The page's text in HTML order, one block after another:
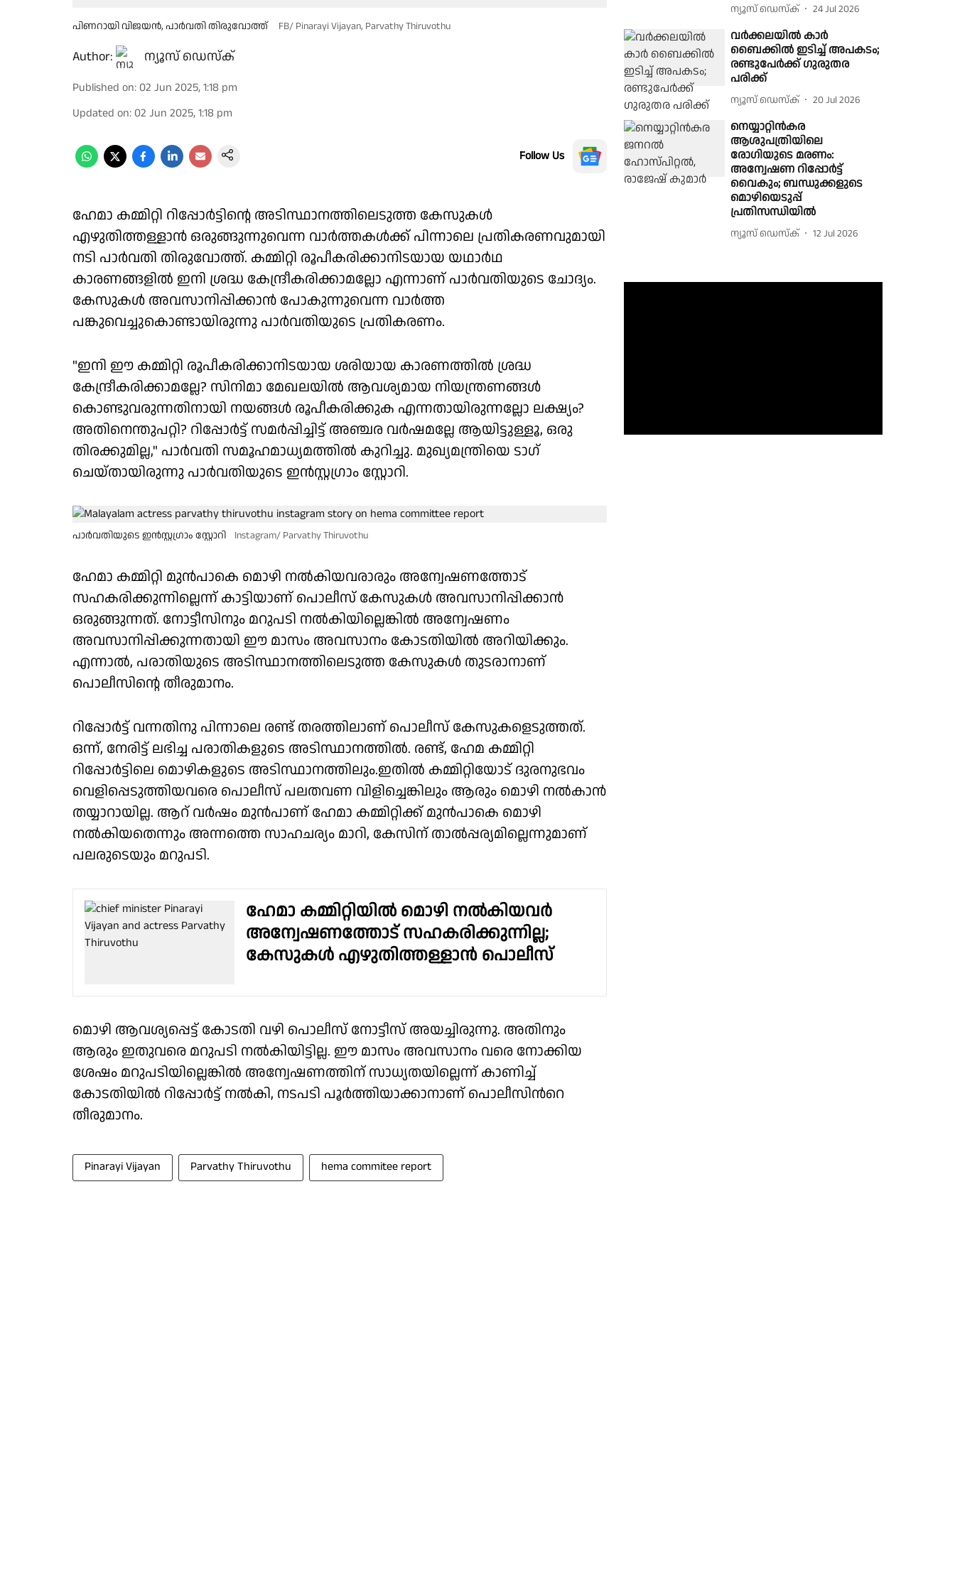
പിണറായി വിജയന്‍, പാർവതി തിരുവോത്ത് FB/ Pinarayi Vijayan, Parvathy Thiruvothu
Author: ന്യൂസ് ഡെസ്ക്
Published on: 02 Jun 2025, 1:18 pm
Updated on: 02 Jun 2025, 1:18 pm
Follow Us
ഹേമാ കമ്മിറ്റി റിപ്പോർട്ടിന്റെ അടിസ്ഥാനത്തിലെടുത്ത കേസുകള്‍
എഴുതിത്തള്ളാന്‍ ഒരുങ്ങുന്നുവെന്ന വാർത്തകള്‍ക്ക് പിന്നാലെ പ്രതികരണവുമായി
നടി പാർവതി തിരുവോത്ത്. കമ്മിറ്റി രൂപീകരിക്കാനിടയായ യഥാർഥ
കാരണങ്ങളില്‍ ഇനി ശ്രദ്ധ കേന്ദ്രീകരിക്കാമല്ലോ എന്നാണ് പാർവതിയുടെ ചോദ്യം.
കേസുകള്‍ അവസാനിപ്പിക്കാന്‍ പോകുന്നുവെന്ന വാർത്ത
പങ്കുവെച്ചുകൊണ്ടായിരുന്നു പാർവതിയുടെ പ്രതികരണം.
"ഇനി ഈ കമ്മിറ്റി രൂപീകരിക്കാനിടയായ ശരിയായ കാരണത്തില്‍ ശ്രദ്ധ
കേന്ദ്രീകരിക്കാമല്ലേ? സിനിമാ മേഖലയില്‍ ആവശ്യമായ നിയന്ത്രണങ്ങള്‍
കൊണ്ടുവരുന്നതിനായി നയങ്ങള്‍ രൂപീകരിക്കുക എന്നതായിരുന്നല്ലോ ലക്ഷ്യം?
അതിനെന്തുപറ്റി? റിപ്പോർട്ട് സമർപ്പിച്ചിട്ട് അഞ്ചര വർഷമല്ലേ ആയിട്ടുള്ളൂ, ഒരു
തിരക്കുമില്ല," പാർവതി സമൂഹമാധ്യമത്തില്‍ കുറിച്ചു. മുഖ്യമന്ത്രിയെ ടാഗ്
ചെയ്തായിരുന്നു പാർവതിയുടെ ഇന്‍സ്റ്റഗ്രാം സ്റ്റോറി.
പാർവതിയുടെ ഇന്‍സ്റ്റഗ്രാം സ്റ്റോറി Instagram/ Parvathy Thiruvothu
ഹേമാ കമ്മിറ്റി മുന്‍പാകെ മൊഴി നല്‍കിയവരാരും അന്വേഷണത്തോട്
സഹകരിക്കുന്നില്ലെന്ന് കാട്ടിയാണ് പൊലീസ് കേസുകള്‍ അവസാനിപ്പിക്കാന്‍
ഒരുങ്ങുന്നത്. നോട്ടീസിനും മറുപടി നല്‍കിയില്ലെങ്കില്‍ അന്വേഷണം
അവസാനിപ്പിക്കുന്നതായി ഈ മാസം അവസാനം കോടതിയില്‍ അറിയിക്കും.
എന്നാല്‍, പരാതിയുടെ അടിസ്ഥാനത്തിലെടുത്ത കേസുകള്‍ തുടരാനാണ്
പൊലീസിന്റെ തീരുമാനം.
റിപ്പോർട്ട് വന്നതിനു പിന്നാലെ രണ്ട് തരത്തിലാണ് പൊലീസ് കേസുകളെടുത്തത്.
ഒന്ന്, നേരിട്ട് ലഭിച്ച പരാതികളുടെ അടിസ്ഥാനത്തില്‍. രണ്ട്, ഹേമ കമ്മിറ്റി
റിപ്പോര്‍ട്ടിലെ മൊഴികളുടെ അടിസ്ഥാനത്തിലും.ഇതില്‍ കമ്മിറ്റിയോട് ദുരനുഭവം
വെളിപ്പെടുത്തിയവരെ പൊലീസ് പലതവണ വിളിച്ചെങ്കിലും ആരും മൊഴി നല്‍കാന്‍
തയ്യാറായില്ല. ആറ് വര്‍ഷം മുന്‍പാണ് ഹേമാ കമ്മിറ്റിക്ക് മുന്‍പാകെ മൊഴി
നല്‍കിയതെന്നും അന്നത്തെ സാഹചര്യം മാറി, കേസിന് താല്‍പ്പര്യമില്ലെന്നുമാണ്
പലരുടെയും മറുപടി.
ഹേമാ കമ്മിറ്റിയില്‍ മൊഴി നല്‍കിയവർ
അന്വേഷണത്തോട് സഹകരിക്കുന്നില്ല;
കേസുകള്‍ എഴുതിത്തള്ളാന്‍ പൊലീസ്
മൊഴി ആവശ്യപ്പെട്ട് കോടതി വഴി പൊലീസ് നോട്ടീസ് അയച്ചിരുന്നു. അതിനും
ആരും ഇതുവരെ മറുപടി നല്‍കിയിട്ടില്ല. ഈ മാസം അവസാനം വരെ നോക്കിയ
ശേഷം മറുപടിയില്ലെങ്കില്‍ അന്വേഷണത്തിന് സാധ്യതയില്ലെന്ന് കാണിച്ച്
കോടതിയില്‍ റിപ്പോര്‍ട്ട് നല്‍കി, നടപടി പൂര്‍ത്തിയാക്കാനാണ് പൊലീസിന്‍റെ
തീരുമാനം.
Pinarayi Vijayan Parvathy Thiruvothu hema commitee report
ന്യൂസ് ഡെസ്ക് 24 Jul 2026
വർക്കലയിൽ കാർ
ബൈക്കിൽ ഇടിച്ച് അപകടം;
രണ്ടുപേർക്ക് ഗുരുതര
പരിക്ക്
ന്യൂസ് ഡെസ്ക് 20 Jul 2026
നെയ്യാറ്റിൻകര
ആശുപത്രിയിലെ
രോഗിയുടെ മരണം:
അന്വേഷണ റിപ്പോർട്ട്
വൈകും; ബന്ധുക്കളുടെ
മൊഴിയെടുപ്പ്
പ്രതിസന്ധിയിൽ
ന്യൂസ് ഡെസ്ക് 12 Jul 2026